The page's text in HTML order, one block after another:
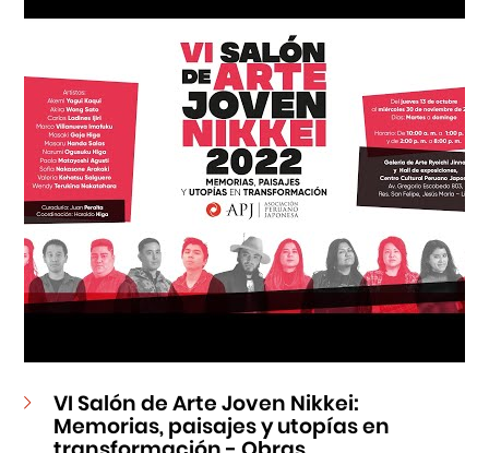
VI Salón de Arte Joven Nikkei:
Memorias, paisajes y utopías en